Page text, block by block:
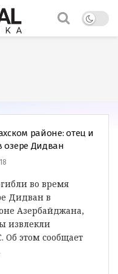
районе: отец и
озере Дидван
во время
Дидван в
Азербайджана,
извлекли
Об этом сообщает